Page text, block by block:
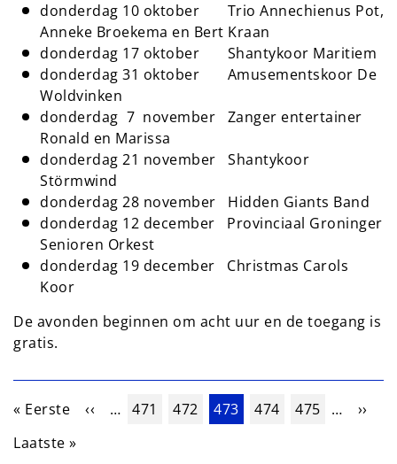
donderdag 10 oktober Trio Annechienus Pot,
Anneke Broekema en Bert Kraan
donderdag 17 oktober Shantykoor Maritiem
donderdag 31 oktober Amusementskoor De
Woldvinken
donderdag 7 november Zanger entertainer
Ronald en Marissa
donderdag 21 november Shantykoor
Störmwind
donderdag 28 november Hidden Giants Band
donderdag 12 december Provinciaal Groninger
Senioren Orkest
donderdag 19 december Christmas Carols
Koor
De avonden beginnen om acht uur en de toegang is
gratis.
Paginering
Eerste pagina
« Eerste Vorige pagina
‹‹ … Pagina
471 Pagina
472 Huidige pagina
473 Pagina
474 Pagina
475 …
››
Laatste pagina
Laatste »